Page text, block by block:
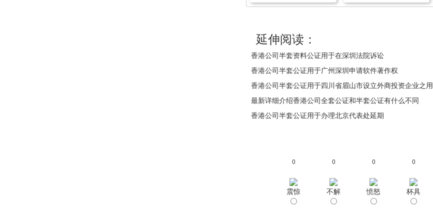
司被告知需要做公证，是不
的香港公司怎么办理其主体
延伸阅读：
香港公司半套资料公证用于在深圳法院诉讼
香港公司半套公证用于广州深圳申请软件著作权
香港公司半套公证用于四川省眉山市设立外商投资企业之用
最新详细介绍香港公司全套公证和半套公证有什么不同
香港公司半套公证用于办理北京代表处延期
0
震惊
0
不解
0
愤怒
0
杯具